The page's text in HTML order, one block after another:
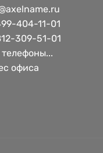
404-11-01
309-51-01
офиса